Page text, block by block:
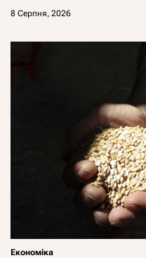
8 Серпня, 2026
Економіка